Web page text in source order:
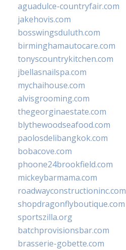
aguadulce-countryfair.com
jakehovis.com
bosswingsduluth.com
birminghamautocare.com
tonyscountrykitchen.com
jbellasnailspa.com
mychaihouse.com
alvisgrooming.com
thegeorginaestate.com
blythewoodseafood.com
paolosdelibangkok.com
bobacove.com
phoone24brookfield.com
mickeybarmama.com
roadwayconstructioninc.com
shopdragonflyboutique.com
sportszilla.org
batchprovisionsbar.com
brasserie-gobette.com